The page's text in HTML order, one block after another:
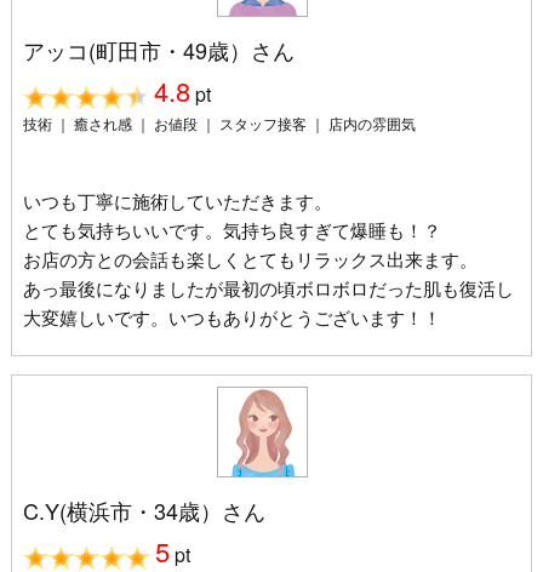
アッコ(町田市・49歳）さん
4.8pt
技術 ｜ 癒され感 ｜ お値段 ｜ スタッフ接客 ｜ 店内の雰囲気
いつも丁寧に施術していただきます。
とても気持ちいいです。気持ち良すぎて爆睡も！？
お店の方との会話も楽しくとてもリラックス出来ます。
あっ最後になりましたが最初の頃ボロボロだった肌も復活し
大変嬉しいです。いつもありがとうございます！！
C.Y(横浜市・34歳）さん
5pt